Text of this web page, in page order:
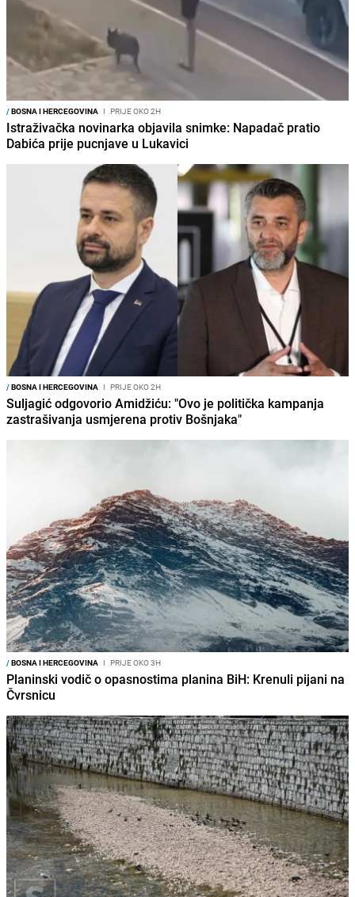
/BOSNA I HERCEGOVINA I PRIJE OKO 2H
Istraživačka novinarka objavila snimke: Napadač pratio
Dabića prije pucnjave u Lukavici
/BOSNA I HERCEGOVINA I PRIJE OKO 2H
Suljagić odgovorio Amidžiću: "Ovo je politička kampanja
zastrašivanja usmjerena protiv Bošnjaka"
/BOSNA I HERCEGOVINA I PRIJE OKO 3H
Planinski vodič o opasnostima planina BiH: Krenuli pijani na
Čvrsnicu